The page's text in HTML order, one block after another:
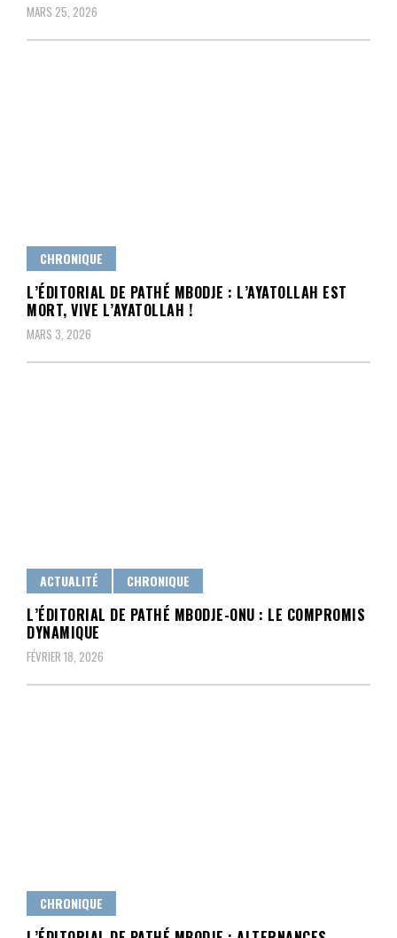
MARS 25, 2026
CHRONIQUE
L’ÉDITORIAL DE PATHÉ MBODJE : L’AYATOLLAH EST
MORT, VIVE L’AYATOLLAH !
MARS 3, 2026
ACTUALITÉ CHRONIQUE
L’ÉDITORIAL DE PATHÉ MBODJE-ONU : LE COMPROMIS
DYNAMIQUE
FÉVRIER 18, 2026
CHRONIQUE